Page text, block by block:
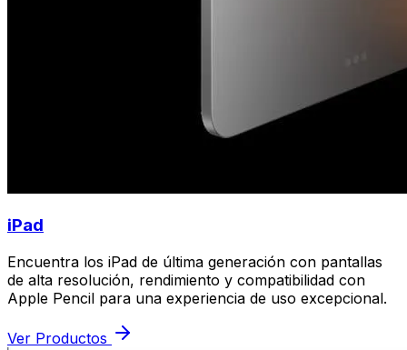
iPad
Encuentra los iPad de última generación con pantallas
de alta resolución, rendimiento y compatibilidad con
Apple Pencil para una experiencia de uso excepcional.
Ver Productos